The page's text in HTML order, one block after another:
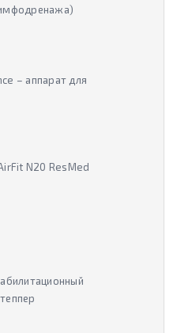
– аппарат для
N20 ResMed